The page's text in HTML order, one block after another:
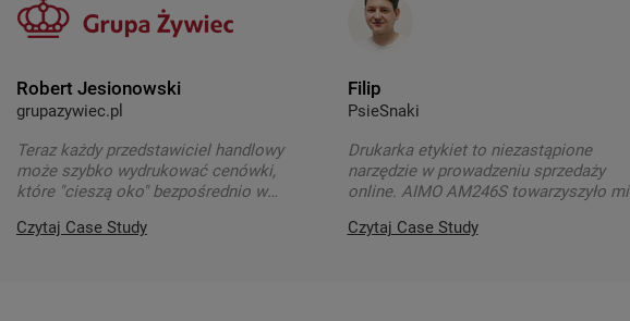
Robert Jesionowski
grupazywiec.pl
Teraz każdy przedstawiciel handlowy
może szybko wydrukować cenówki,
które "cieszą oko" bezpośrednio w
Czytaj Case Study
Filip
PsieSnaki
Drukarka etykiet to niezastąpione
narzędzie w prowadzeniu sprzedaży
online. AIMO AM246S towarzyszyło mi
Czytaj Case Study